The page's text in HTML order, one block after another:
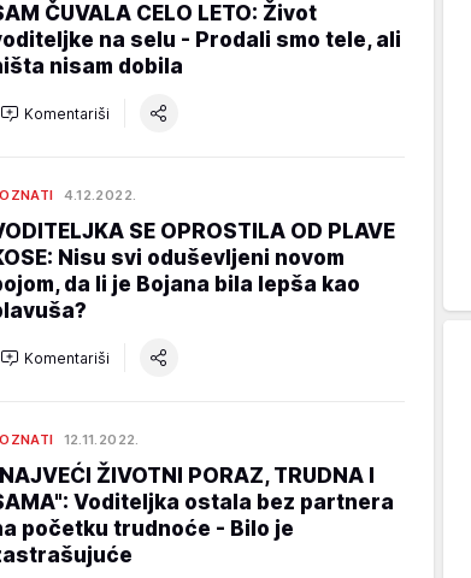
ČUVALA CELO LETO: Život
na selu - Prodali smo tele, ali
nisam dobila
Komentariši
4.12.2022.
SE OPROSTILA OD PLAVE
Nisu svi oduševljeni novom
da li je Bojana bila lepša kao
Komentariši
12.11.2022.
ŽIVOTNI PORAZ, TRUDNA I
Voditeljka ostala bez partnera
početku trudnoće - Bilo je